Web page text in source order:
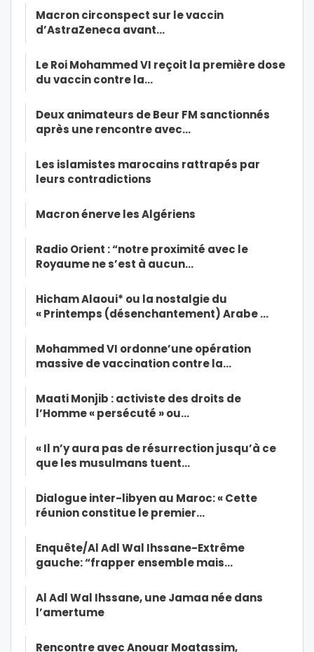
Macron circonspect sur le vaccin
d’AstraZeneca avant…
Le Roi Mohammed VI reçoit la première dose
du vaccin contre la…
Deux animateurs de Beur FM sanctionnés
après une rencontre avec…
Les islamistes marocains rattrapés par
leurs contradictions
Macron énerve les Algériens
Radio Orient : “notre proximité avec le
Royaume ne s’est à aucun…
Hicham Alaoui* ou la nostalgie du
« Printemps (désenchantement) Arabe …
Mohammed VI ordonne’une opération
massive de vaccination contre la…
Maati Monjib : activiste des droits de
l’Homme « persécuté » ou…
« Il n’y aura pas de résurrection jusqu’à ce
que les musulmans tuent…
Dialogue inter-libyen au Maroc: « Cette
réunion constitue le premier…
Enquête/Al Adl Wal Ihssane-Extrême
gauche: “frapper ensemble mais…
Al Adl Wal Ihssane, une Jamaa née dans
l’amertume
Rencontre avec Anouar Moatassim,